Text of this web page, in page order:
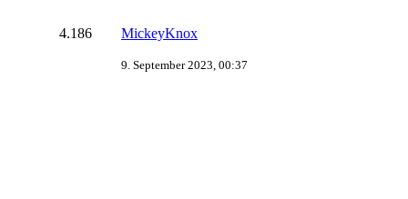
4.186 MickeyKnox
9. September 2023, 00:37